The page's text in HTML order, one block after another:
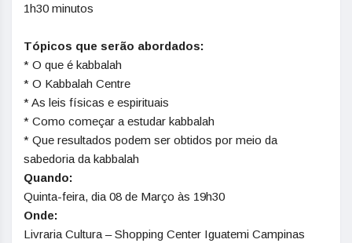
1h30 minutos
Tópicos que serão abordados:
* O que é kabbalah
* O Kabbalah Centre
* As leis físicas e espirituais
* Como começar a estudar kabbalah
* Que resultados podem ser obtidos por meio da
sabedoria da kabbalah
Quando:
Quinta-feira, dia 08 de Março às 19h30
Onde:
Livraria Cultura – Shopping Center Iguatemi Campinas